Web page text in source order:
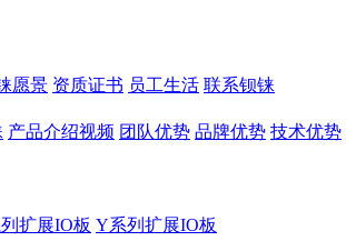
愿景 资质证书 员工生活 联系钡铼
产品介绍视频 团队优势 品牌优势 技术优势
扩展IO板 Y系列扩展IO板